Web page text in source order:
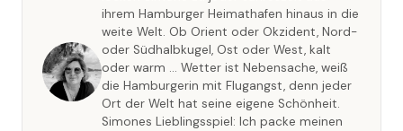
ihrem Hamburger Heimathafen hinaus in die
weite Welt. Ob Orient oder Okzident, Nord-
oder Südhalbkugel, Ost oder West, kalt
oder warm … Wetter ist Nebensache, weiß
die Hamburgerin mit Flugangst, denn jeder
Ort der Welt hat seine eigene Schönheit.
Simones Lieblingsspiel: Ich packe meinen